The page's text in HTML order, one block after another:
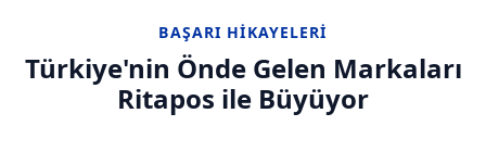
BAŞARI HIKAYELERI
Türkiye'nin Önde Gelen Markaları
Ritapos ile Büyüyor